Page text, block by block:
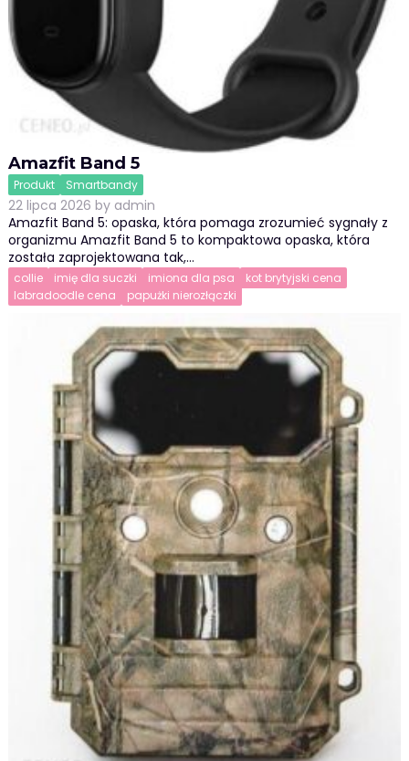
Amazfit Band 5
Produkt Smartbandy
22 lipca 2026 by admin
Amazfit Band 5: opaska, która pomaga zrozumieć sygnały z
organizmu Amazfit Band 5 to kompaktowa opaska, która
została zaprojektowana tak,…
collie imię dla suczki imiona dla psa
kot brytyjski cena
labradoodle cena
papużki nierozłączki